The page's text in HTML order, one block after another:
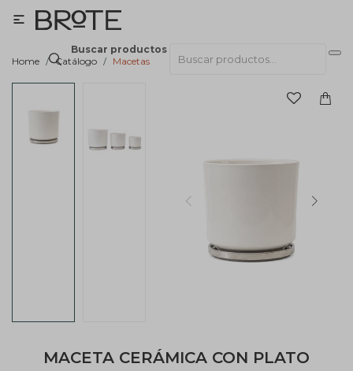
Buscar productos

Home Catálogo Macetas
MACETA CERÁMICA CON PLATO